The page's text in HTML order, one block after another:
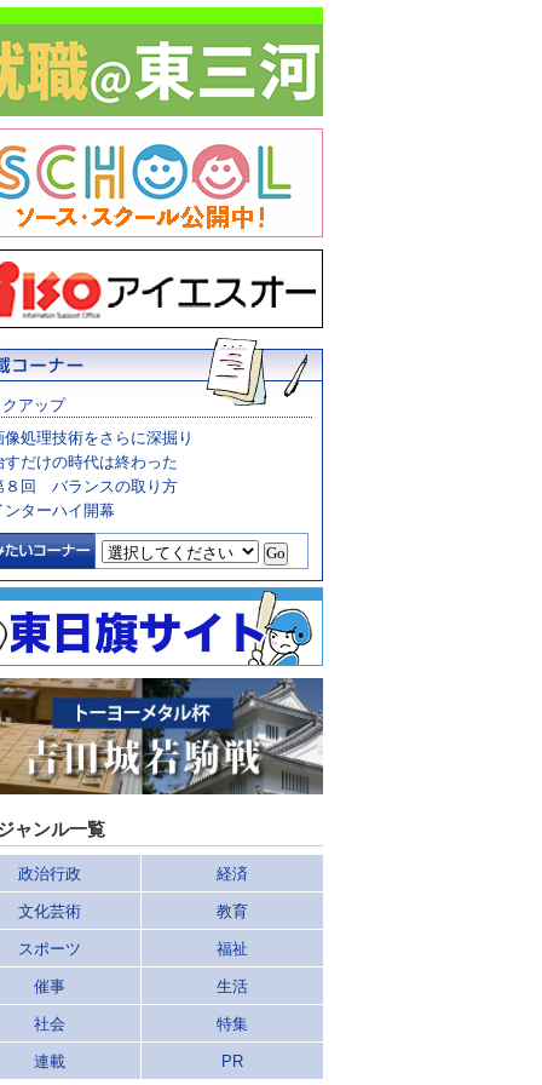
アップ
像処理技術をさらに深掘り
すだけの時代は終わった
８回 バランスの取り方
ンターハイ開幕
ャンル一覧
政治行政 経済
文化芸術 教育
スポーツ 福祉
催事 生活
社会 特集
連載 PR